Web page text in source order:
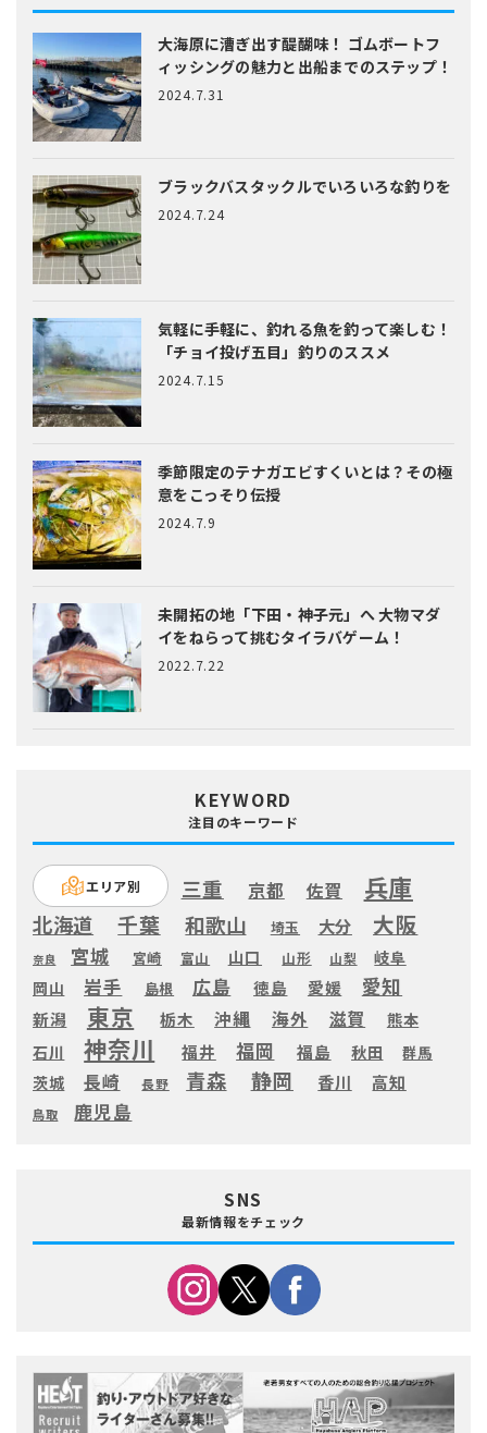
大海原に漕ぎ出す醍醐味！ ゴムボートフ
ィッシングの魅力と出船までのステップ！
2024.7.31
ブラックバスタックルでいろいろな釣りを
2024.7.24
気軽に手軽に、釣れる魚を釣って楽しむ！
「チョイ投げ五目」釣りのススメ
2024.7.15
季節限定のテナガエビすくいとは？ その極
意をこっそり伝授
2024.7.9
未開拓の地「下田・神子元」へ大物マダ
イをねらって挑むタイラバゲーム！
2022.7.22
KEYWORD
注目のキーワード
エリア別 三重 京都 佐賀 兵庫
北海道 千葉 和歌山 埼玉 大分 大阪
奈良 宮城 宮崎 富山 山口 山形 山梨
岐阜
岡山
岩手 島根 広島 徳島 愛媛 愛知
新潟 東京 栃木 沖縄 海外 滋賀
熊本
石川
神奈川 福井 福岡 福島 秋田 群馬
茨城 長崎 長野 青森 静岡 香川 高知
鳥取 鹿児島
SNS
最新情報をチェック